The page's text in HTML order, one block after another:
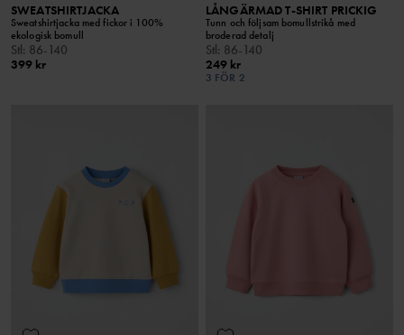
SWEATSHIRTJACKA
Sweatshirtjacka med fickor i 100%
ekologisk bomull
Stl: 86-140
399 kr
LÅNGÄRMAD T-SHIRT PRICKIG
Tunn och följsam bomullstrikå med
broderad detalj
Stl: 86-140
249 kr
3 FÖR 2